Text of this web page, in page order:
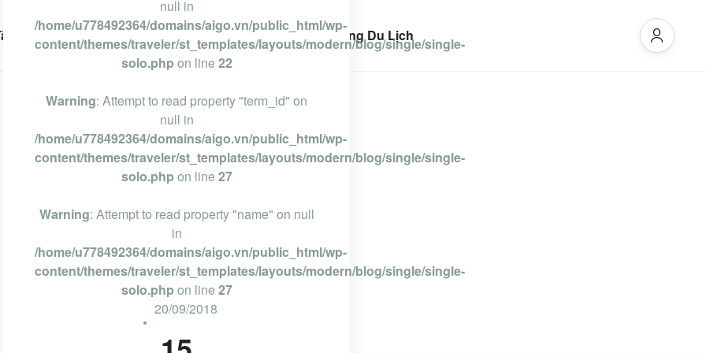
Phan Thiết Nha Trang Đà Lạt Cẩm Nang Du Lịch
null in
/home/u778492364/domains/aigo.vn/public_html/wp-
content/themes/traveler/st_templates/layouts/modern/blog/single/single-
solo.php on line 22
Warning: Attempt to read property "term_id" on
null in
/home/u778492364/domains/aigo.vn/public_html/wp-
content/themes/traveler/st_templates/layouts/modern/blog/single/single-
solo.php on line 27
Warning: Attempt to read property "name" on null
in
/home/u778492364/domains/aigo.vn/public_html/wp-
content/themes/traveler/st_templates/layouts/modern/blog/single/single-
solo.php on line 27
20/09/2018